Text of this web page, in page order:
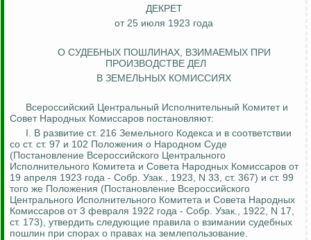
ДЕКРЕТ
от 25 июля 1923 года
О СУДЕБНЫХ ПОШЛИНАХ, ВЗИМАЕМЫХ ПРИ
ПРОИЗВОДСТВЕ ДЕЛ
В ЗЕМЕЛЬНЫХ КОМИССИЯХ
Всероссийский Центральный Исполнительный Комитет и
Совет Народных Комиссаров постановляют:
I. В развитие ст. 216 Земельного Кодекса и в соответствии
со ст. ст. 97 и 102 Положения о Народном Суде
(Постановление Всероссийского Центрального
Исполнительного Комитета и Совета Народных Комиссаров от
19 апреля 1923 года - Собр. Узак., 1923, N 33, ст. 367) и ст. 99
того же Положения (Постановление Всероссийского
Центрального Исполнительного Комитета и Совета Народных
Комиссаров от 3 февраля 1922 года - Собр. Узак., 1922, N 17,
ст. 173), утвердить следующие правила о взимании судебных
пошлин при спорах о правах на землепользование.